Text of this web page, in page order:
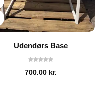
Udendørs Base
700.00 kr.